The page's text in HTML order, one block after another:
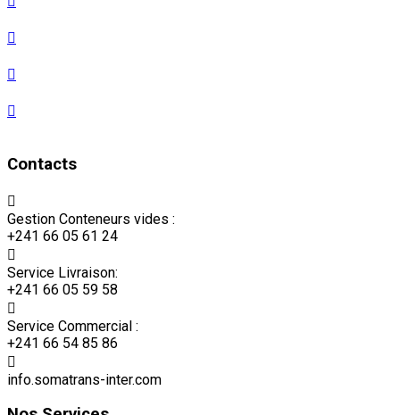
Contacts
Gestion Conteneurs vides :
+241 66 05 61 24
Service Livraison:
+241 66 05 59 58
Service Commercial :
+241 66 54 85 86
info.somatrans-inter.com